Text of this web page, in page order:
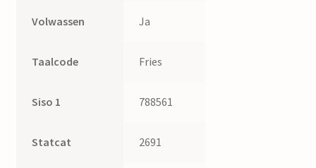
Volwassen Ja
Taalcode Fries
Siso 1 788561
Statcat 2691